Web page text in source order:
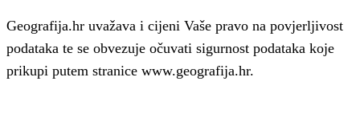
Geografija.hr uvažava i cijeni Vaše pravo na povjerljivost
podataka te se obvezuje očuvati sigurnost podataka koje
prikupi putem stranice www.geografija.hr.